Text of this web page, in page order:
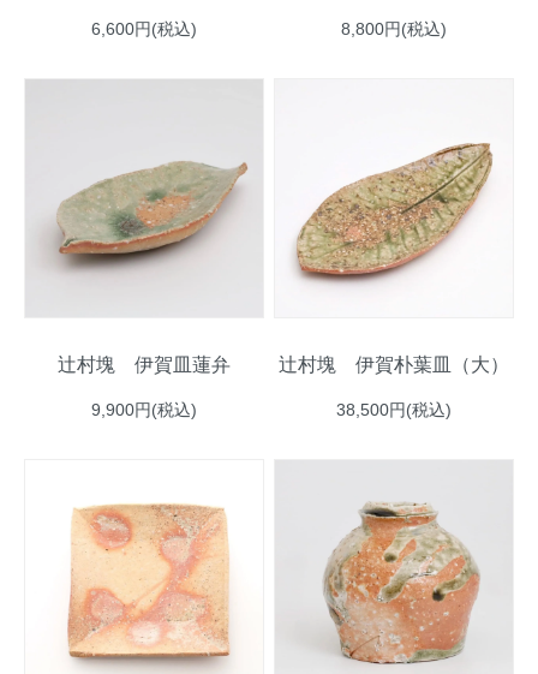
6,600円(税込) 8,800円(税込)
辻村塊 伊賀皿蓮弁
9,900円(税込)
辻村塊 伊賀朴葉皿（大）
38,500円(税込)